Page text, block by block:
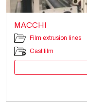
MACCHI
Film extrusion lines
Cast film